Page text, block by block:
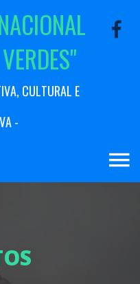
ACIONAL
VERDES"
IVA, CULTURAL E
VA-
OS